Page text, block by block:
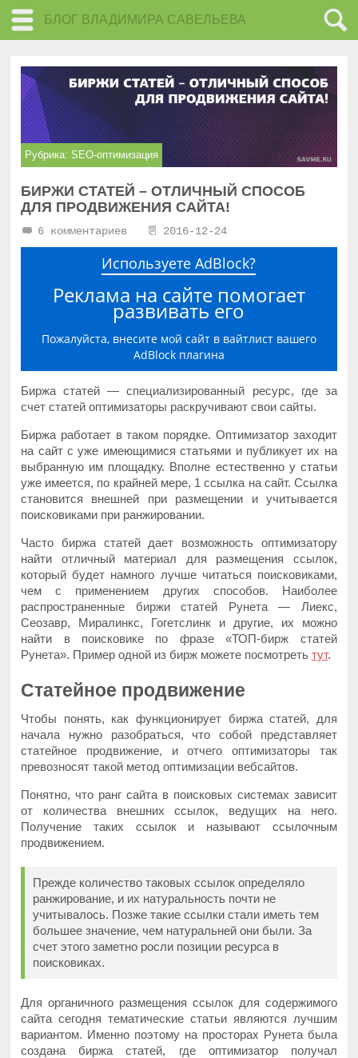
БЛОГ ВЛАДИМИРА САВЕЛЬЕВА
Рубрика:SEO-оптимизация
БИРЖИ СТАТЕЙ – ОТЛИЧНЫЙ СПОСОБ
ДЛЯ ПРОДВИЖЕНИЯ САЙТА!
6 комментариев 2016-12-24
Используете AdBlock?
Реклама на сайте помогает
развивать его
Пожалуйста, внесите мой сайт в вайтлист вашего
AdBlock плагина
Биржа статей — специализированный ресурс, где за
счет статей оптимизаторы раскручивают свои сайты.
Биржа работает в таком порядке. Оптимизатор заходит
на сайт с уже имеющимися статьями и публикует их на
выбранную им площадку. Вполне естественно у статьи
уже имеется, по крайней мере, 1 ссылка на сайт. Ссылка
становится внешней при размещении и учитывается
поисковиками при ранжировании.
Часто биржа статей дает возможность оптимизатору
найти отличный материал для размещения ссылок,
который будет намного лучше читаться поисковиками,
чем с применением других способов. Наиболее
распространенные биржи статей Рунета — Лиекс,
Сеозавр, Миралинкс, Гогетслинк и другие, их можно
найти в поисковике по фразе «ТОП-бирж статей
Рунета». Пример одной из бирж можете посмотретьтут.
Статейное продвижение
Чтобы понять, как функционирует биржа статей, для
начала нужно разобраться, что собой представляет
статейное продвижение, и отчего оптимизаторы так
превозносят такой метод оптимизации вебсайтов.
Понятно, что ранг сайта в поисковых системах зависит
от количества внешних ссылок, ведущих на него.
Получение таких ссылок и называют ссылочным
продвижением.
Прежде количество таковых ссылок определяло
ранжирование, и их натуральность почти не
учитывалось. Позже такие ссылки стали иметь тем
большее значение, чем натуральней они были. За
счет этого заметно росли позиции ресурса в
поисковиках.
Для органичного размещения ссылок для содержимого
сайта сегодня тематические статьи являются лучшим
вариантом. Именно поэтому на просторах Рунета была
создана биржа статей, где оптимизатор получал